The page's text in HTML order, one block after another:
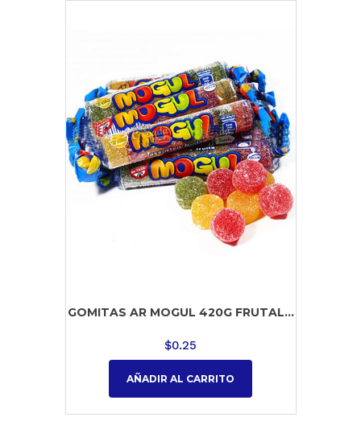
GOMITAS AR MOGUL 420G FRUTAL...
$0.25
AÑADIR AL CARRITO